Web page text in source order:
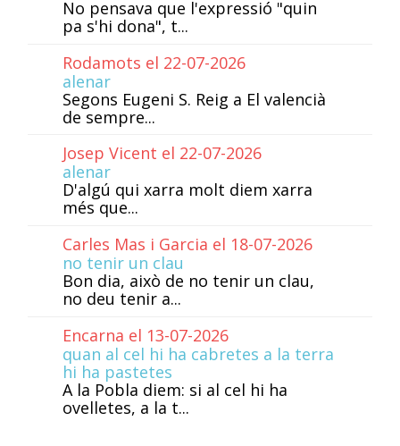
No pensava que l'expressió "quin
pa s'hi dona", t...
Rodamots el 22-07-2026
alenar
Segons Eugeni S. Reig a El valencià
de sempre...
Josep Vicent el 22-07-2026
alenar
D'algú qui xarra molt diem xarra
més que...
Carles Mas i Garcia el 18-07-2026
no tenir un clau
Bon dia, això de no tenir un clau,
no deu tenir a...
Encarna el 13-07-2026
quan al cel hi ha cabretes a la terra
hi ha pastetes
A la Pobla diem: si al cel hi ha
ovelletes, a la t...